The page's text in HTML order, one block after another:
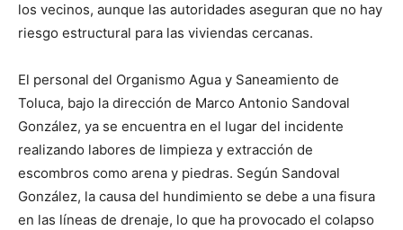
los vecinos, aunque las autoridades aseguran que no hay
riesgo estructural para las viviendas cercanas.
El personal del Organismo Agua y Saneamiento de
Toluca, bajo la dirección de Marco Antonio Sandoval
González, ya se encuentra en el lugar del incidente
realizando labores de limpieza y extracción de
escombros como arena y piedras. Según Sandoval
González, la causa del hundimiento se debe a una fisura
en las líneas de drenaje, lo que ha provocado el colapso